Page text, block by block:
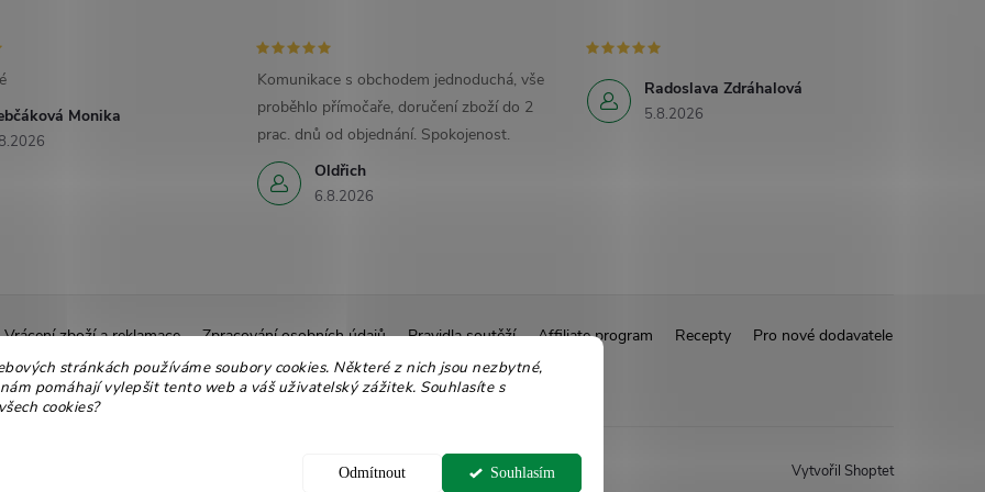
stránkách používáme soubory cookies. Některé z nich jsou nezbytné,
pomáhají vylepšit tento web a váš uživatelský zážitek. Souhlasíte s
cookies?
Odmítnout Souhlasím
Monika
Oldřich
6.8.2026
Komunikace s obchodem jednoduchá, vše
proběhlo přímočaře, doručení zboží do 2
prac. dnů od objednání. Spokojenost.
Radoslava Zdráhalová
5.8.2026
Vrácení zboží a reklamace Zpracování osobních údajů Pravidla soutěží Affiliate program Recepty
Pro nové dodavatele
Ekologické balení
Moje objednávka
Vytvořil Shoptet